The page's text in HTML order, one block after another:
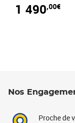
1 490,00€
Nos
Proche de